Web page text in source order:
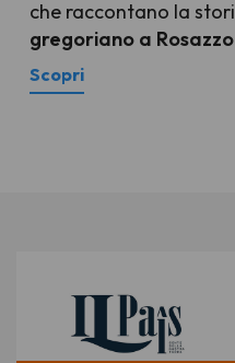
che raccontano la
gregoriano a Rosazzo
Scopri